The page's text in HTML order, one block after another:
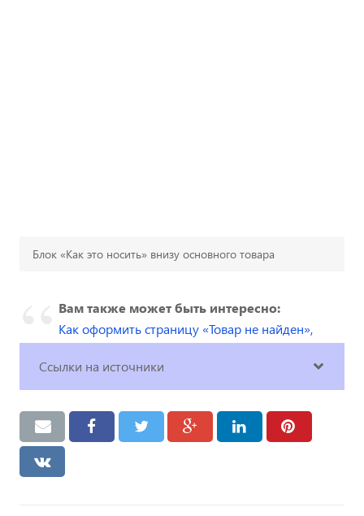
Блок «Как это носить» внизу основного товара
Вам также может быть интересно:
Как оформить страницу «Товар не найден»,
Ссылки на источники